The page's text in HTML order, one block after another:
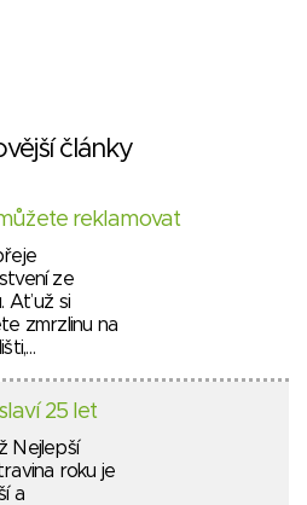
články
reklamovat
ze
Ať už si
zmrzlinu na
25 let
Nejlepší
roku je
a